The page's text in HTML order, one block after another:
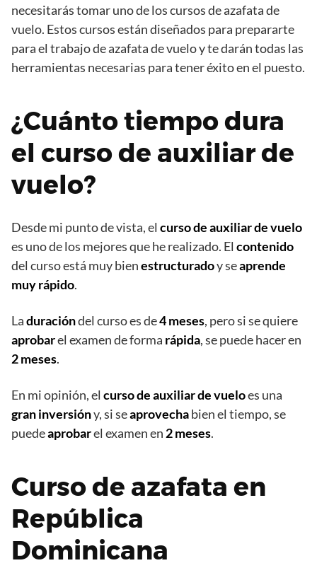
necesitarás tomar uno de los cursos de azafata de
vuelo. Estos cursos están diseñados para prepararte
para el trabajo de azafata de vuelo y te darán todas las
herramientas necesarias para tener éxito en el puesto.
¿Cuánto tiempo dura
el curso de auxiliar de
vuelo?
Desde mi punto de vista, el curso de auxiliar de vuelo
es uno de los mejores que he realizado. El contenido
del curso está muy bienestructuradoy seaprende
muy rápido.
Laduracióndel curso es de4 meses, pero si se quiere
aprobarel examen de forma rápida, se puede hacer en
2 meses.
En mi opinión, el curso de auxiliar de vueloes una
gran inversióny, si seaprovechabien el tiempo, se
puedeaprobarel examen en 2 meses.
Curso de azafata en
República
Dominicana